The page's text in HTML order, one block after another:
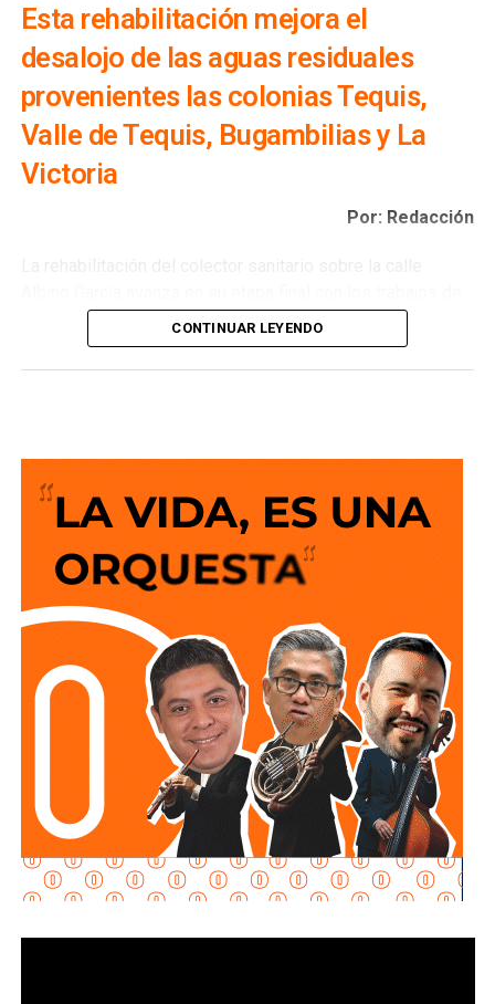
Esta rehabilitación mejora el
desalojo de las aguas residuales
provenientes las colonias Tequis,
Valle de Tequis, Bugambilias y La
Victoria
Por: Redacción
pavimentación por parte de la Dirección de Obras Públicas
del Ayuntamiento de San Luis Potosí, una vez que
Interapasconcluyó la sustitución de la infraestructura
en el tramo que comprende entre Ana María G. Costilla y
Josefa Ortiz de Domínguez en la colonia La Victoria,
fortaleciendo el funcionamiento de la red de drenaje en la
zona.
Cabe destacar que, esta rehabilitación mejora el desalojo
de las aguas residuales provenientes las colonias
Tequisquiapan, Valle de Tequisquiapan, Bugambilias y La
Victoria, beneficiando de forma directa a más de 500
habitantes. Además, reduce el riesgo de fugas y colapsos
en la red sanitaria, al contar con una infraestructura más
CONTINUAR LEYENDO